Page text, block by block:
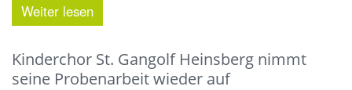
Weiter lesen
Kinderchor St. Gangolf Heinsberg nimmt
seine Probenarbeit wieder auf